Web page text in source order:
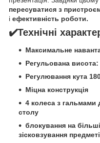
пересуватися з
і ефективність роботи.
✔️Технічні
Максимальне
Регульована висота:
Регулювання кута
Міцна конструкція
4 колеса з гальмами
столу
блокування на
зісковзування